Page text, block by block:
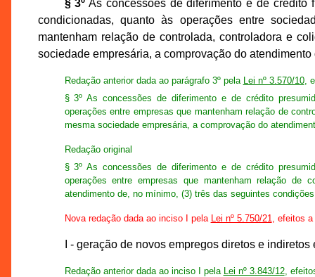
§ 3º As concessões de diferimento e de crédito
condicionadas, quanto às operações entre
mantenham relação de controlada, controladora e
sociedade empresária, a comprovação do
Redação anterior dada ao parágrafo 3º pela Lei nº 3.570/10,
§ 3º As concessões de diferimento e de crédito
operações entre empresas que mantenham relação de
mesma sociedade empresária, a comprovação do
Redação original
§ 3º As concessões de diferimento e de crédito
operações entre empresas que mantenham relação de
atendimento de, no mínimo, (3) três das seguintes
Nova redação dada ao inciso I pela Lei nº 5.750/21, efeitos a
I - geração de novos empregos diretos e
Redação anterior dada ao inciso I pela Lei nº 3.843/12,